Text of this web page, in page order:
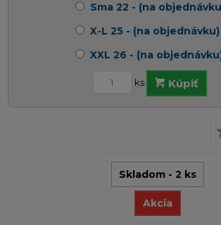
Sma 22 - (na
X-L 25 - (na objednávku)
XXL 26 - (na
ks Kúpiť
Skladom - 2 ks
Akcia